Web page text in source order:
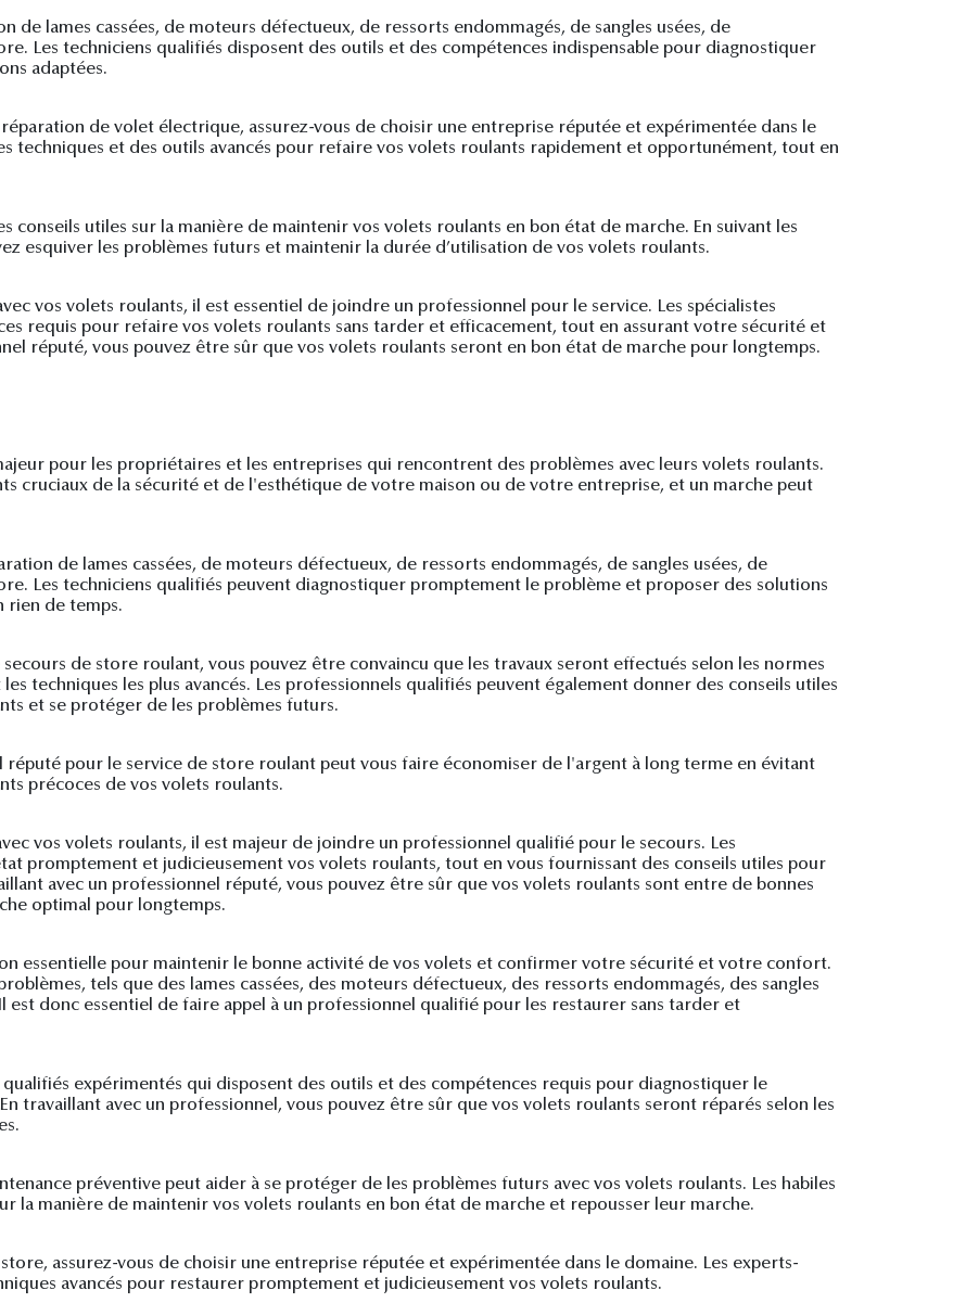
de lames cassées, de moteurs défectueux, de ressorts endommagés, de sangles usées, de
Les techniciens qualifiés disposent des outils et des compétences indispensable pour diagnostiquer
adaptées.
de volet électrique, assurez-vous de choisir une entreprise réputée et expérimentée dans le
techniques et des outils avancés pour refaire vos volets roulants rapidement et opportunément, tout en
utiles sur la manière de maintenir vos volets roulants en bon état de marche. En suivant les
esquiver les problèmes futurs et maintenir la durée d’utilisation de vos volets roulants.
vos volets roulants, il est essentiel de joindre un professionnel pour le service. Les spécialistes
requis pour refaire vos volets roulants sans tarder et efficacement, tout en assurant votre sécurité et
réputé, vous pouvez être sûr que vos volets roulants seront en bon état de marche pour longtemps.
pour les propriétaires et les entreprises qui rencontrent des problèmes avec leurs volets roulants.
cruciaux de la sécurité et de l'esthétique de votre maison ou de votre entreprise, et un marche peut
de lames cassées, de moteurs défectueux, de ressorts endommagés, de sangles usées, de
Les techniciens qualifiés peuvent diagnostiquer promptement le problème et proposer des solutions
rien de temps.
de store roulant, vous pouvez être convaincu que les travaux seront effectués selon les normes
techniques les plus avancés. Les professionnels qualifiés peuvent également donner des conseils utiles
et se protéger de les problèmes futurs.
réputé pour le service de store roulant peut vous faire économiser de l'argent à long terme en évitant
précoces de vos volets roulants.
vos volets roulants, il est majeur de joindre un professionnel qualifié pour le secours. Les
promptement et judicieusement vos volets roulants, tout en vous fournissant des conseils utiles pour
avec un professionnel réputé, vous pouvez être sûr que vos volets roulants sont entre de bonnes
optimal pour longtemps.
essentielle pour maintenir le bonne activité de vos volets et confirmer votre sécurité et votre confort.
tels que des lames cassées, des moteurs défectueux, des ressorts endommagés, des sangles
est donc essentiel de faire appel à un professionnel qualifié pour les restaurer sans tarder et
expérimentés qui disposent des outils et des compétences requis pour diagnostiquer le
travaillant avec un professionnel, vous pouvez être sûr que vos volets roulants seront réparés selon les
préventive peut aider à se protéger de les problèmes futurs avec vos volets roulants. Les habiles
la manière de maintenir vos volets roulants en bon état de marche et repousser leur marche.
assurez-vous de choisir une entreprise réputée et expérimentée dans le domaine. Les experts-
avancés pour restaurer promptement et judicieusement vos volets roulants.